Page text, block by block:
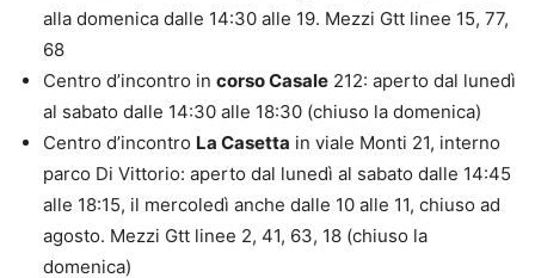
alla domenica dalle 14:30 alle 19. Mezzi Gtt linee 15, 77,
68
Centro d’incontro in corso Casale 212: aperto dal lunedì
al sabato dalle 14:30 alle 18:30 (chiuso la domenica)
Centro d’incontro La Casetta in viale Monti 21, interno
parco Di Vittorio: aperto dal lunedì al sabato dalle 14:45
alle 18:15, il mercoledì anche dalle 10 alle 11, chiuso ad
agosto. Mezzi Gtt linee 2, 41, 63, 18 (chiuso la
domenica)